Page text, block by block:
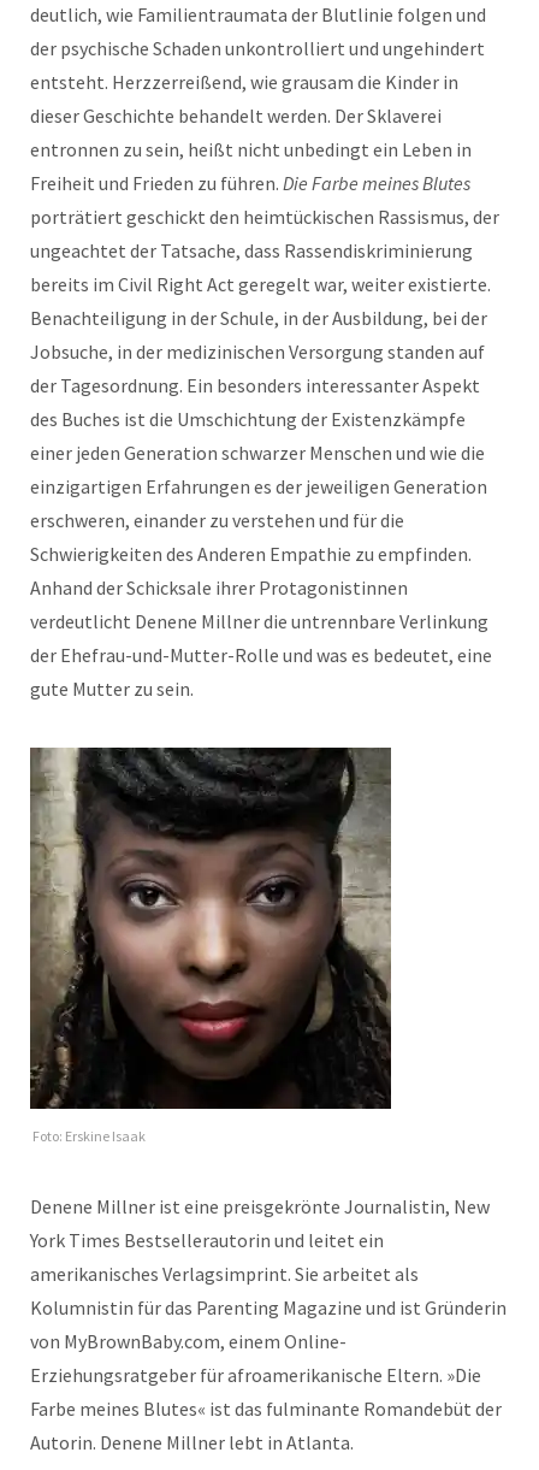
deutlich, wie Familientraumata der Blutlinie folgen und
der psychische Schaden unkontrolliert und ungehindert
entsteht. Herzzerreißend, wie grausam die Kinder in
dieser Geschichte behandelt werden. Der Sklaverei
entronnen zu sein, heißt nicht unbedingt ein Leben in
Freiheit und Frieden zu führen. Die Farbe meines Blutes
porträtiert geschickt den heimtückischen Rassismus, der
ungeachtet der Tatsache, dass Rassendiskriminierung
bereits im Civil Right Act geregelt war, weiter existierte.
Benachteiligung in der Schule, in der Ausbildung, bei der
Jobsuche, in der medizinischen Versorgung standen auf
der Tagesordnung. Ein besonders interessanter Aspekt
des Buches ist die Umschichtung der Existenzkämpfe
einer jeden Generation schwarzer Menschen und wie die
einzigartigen Erfahrungen es der jeweiligen Generation
erschweren, einander zu verstehen und für die
Schwierigkeiten des Anderen Empathie zu empfinden.
Anhand der Schicksale ihrer Protagonistinnen
verdeutlicht Denene Millner die untrennbare Verlinkung
der Ehefrau-und-Mutter-Rolle und was es bedeutet, eine
gute Mutter zu sein.
Foto: Erskine Isaak
Denene Millner ist eine preisgekrönte Journalistin, New
York Times Bestsellerautorin und leitet ein
amerikanisches Verlagsimprint. Sie arbeitet als
Kolumnistin für das Parenting Magazine und ist Gründerin
von MyBrownBaby.com, einem Online-
Erziehungsratgeber für afroamerikanische Eltern. »Die
Farbe meines Blutes« ist das fulminante Romandebüt der
Autorin. Denene Millner lebt in Atlanta.